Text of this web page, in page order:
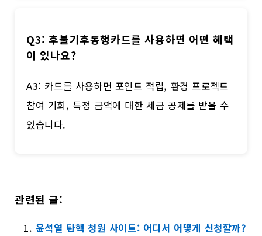
Q3: 후불기후동행카드를 사용하면 어떤 혜택
이 있나요?
A3: 카드를 사용하면 포인트 적립, 환경 프로젝트
참여 기회, 특정 금액에 대한 세금 공제를 받을 수
있습니다.
관련된 글:
윤석열 탄핵 청원 사이트: 어디서 어떻게 신청할까?